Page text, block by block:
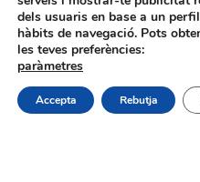
de
noticies
dels usuaris en base a un
hàbits de navegació. Pots
les teves preferències:
paràmetres
Accepta Rebutja